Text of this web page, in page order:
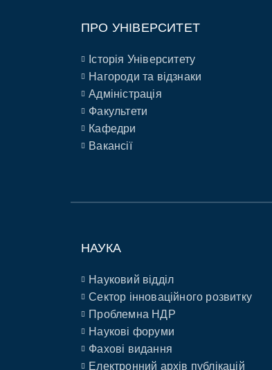
ПРО УНІВЕРСИТЕТ
Історія Університету
Нагороди та відзнаки
Адміністрація
Факультети
Кафедри
Вакансії
НАУКА
Науковий відділ
Сектор інноваційного розвитку
Проблемна НДР
Наукові форуми
Фахові видання
Електронний архів публікацій